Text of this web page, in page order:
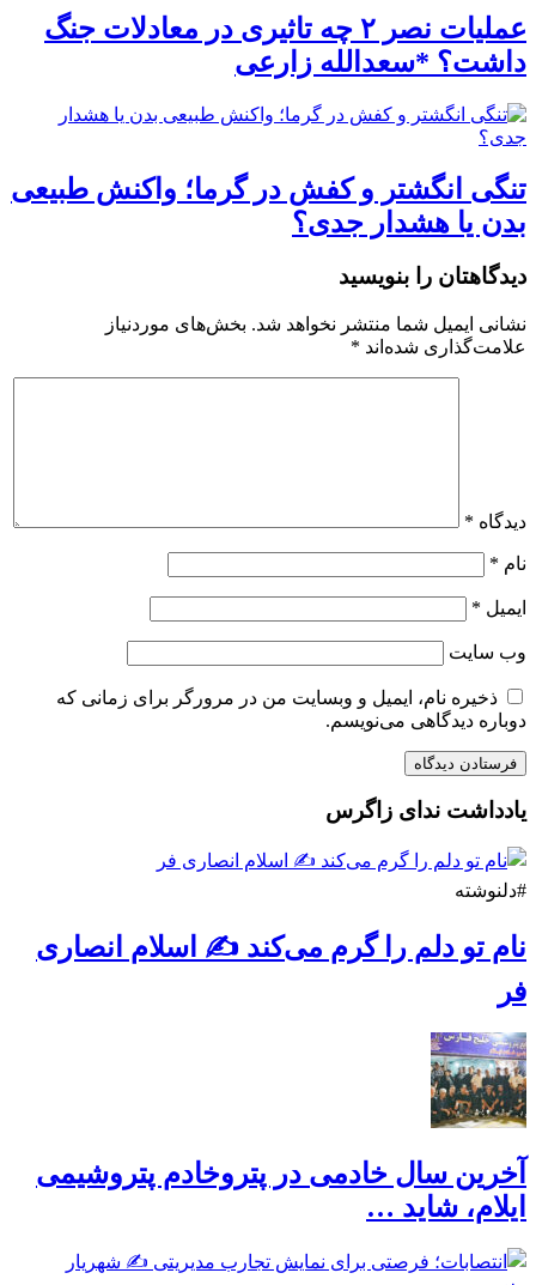
عملیات نصر ۲ چه تاثیری در معادلات جنگ
داشت؟ *سعدالله زارعی
تنگی انگشتر و کفش در گرما؛ واکنش طبیعی
بدن یا هشدار جدی؟
دیدگاهتان را بنویسید
نشانی ایمیل شما منتشر نخواهد شد. بخش‌های موردنیاز
علامت‌گذاری شده‌اند *
دیدگاه *
نام *
ایمیل *
وب‌ سایت
ذخیره نام، ایمیل و وبسایت من در مرورگر برای زمانی که
دوباره دیدگاهی می‌نویسم.
یادداشت ندای زاگرس
#دلنوشته
نام تو دلم را گرم می‌کند ✍️ اسلام انصاری
فر
آخرین سال خادمی در پتروخادم پتروشیمی
ایلام، شاید …